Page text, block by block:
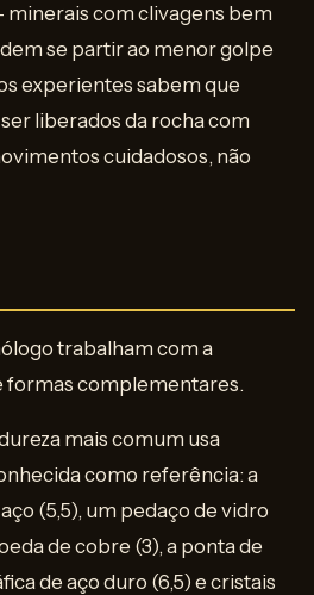
minerais com clivagens bem
se partir ao menor golpe
experientes sabem que
liberados da rocha com
cuidadosos, não
trabalham com a
formas complementares.
mais comum usa
como referência: a
(5,5), um pedaço de vidro
de cobre (3), a ponta de
de aço duro (6,5) e cristais